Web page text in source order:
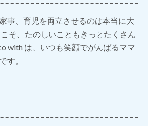
事、育児を両立させるのは本当に大
そ、たのしいこともきっとたくさん
with は、いつも笑顔でがんばるママ
す。